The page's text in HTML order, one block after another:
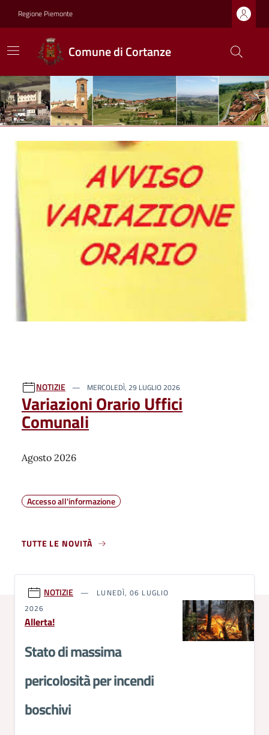
Regione Piemonte
Comune di Cortanze
Ultime notizie
NOTIZIE MERCOLEDÌ, 29 LUGLIO 2026
Variazioni Orario Uffici
Comunali
Agosto 2026
Accesso all'informazione
TUTTE LE NOVITÀ
NOTIZIE
LUNEDÌ, 06 LUGLIO
2026
Allerta!
Stato di massima
pericolosità per incendi
boschivi